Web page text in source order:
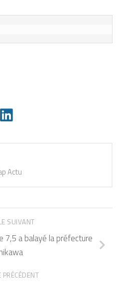
Actu
SUIVANT
7,5 a balayé la préfecture
PRÉCÉDENT